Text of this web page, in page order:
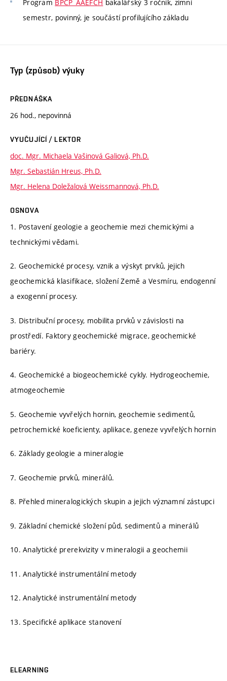
Program BPCP_AAEFCH bakalářský 3 ročník, zimní
semestr, povinný, je součástí profilujícího základu
Typ (způsob) výuky
PŘEDNÁŠKA
26 hod., nepovinná
VYUČUJÍCÍ / LEKTOR
doc. Mgr. Michaela Vašinová Galiová, Ph.D.
Mgr. Sebastián Hreus, Ph.D.
Mgr. Helena Doležalová Weissmannová, Ph.D.
OSNOVA
1. Postavení geologie a geochemie mezi chemickými a
technickými vědami.
2. Geochemické procesy, vznik a výskyt prvků, jejich
geochemická klasifikace, složení Země a Vesmíru, endogenní
a exogenní procesy.
3. Distribuční procesy, mobilita prvků v závislosti na
prostředí. Faktory geochemické migrace, geochemické
bariéry.
4. Geochemické a biogeochemické cykly. Hydrogeochemie,
atmogeochemie
5. Geochemie vyvřelých hornin, geochemie sedimentů,
petrochemické koeficienty, aplikace, geneze vyvřelých hornin
6. Základy geologie a mineralogie
7. Geochemie prvků, minerálů.
8. Přehled mineralogických skupin a jejich významní zástupci
9. Základní chemické složení půd, sedimentů a minerálů
10. Analytické prerekvizity v mineralogii a geochemii
11. Analytické instrumentální metody
12. Analytické instrumentální metody
13. Specifické aplikace stanovení
ELEARNING